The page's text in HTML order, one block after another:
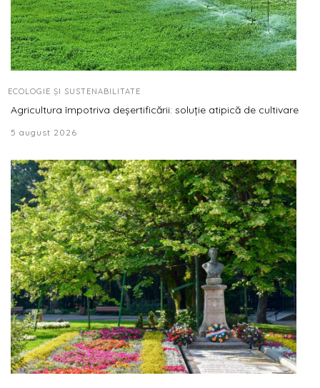
ECOLOGIE ȘI SUSTENABILITATE
Agricultura împotriva deșertificării: soluție atipică de cultivare
5 august 2026